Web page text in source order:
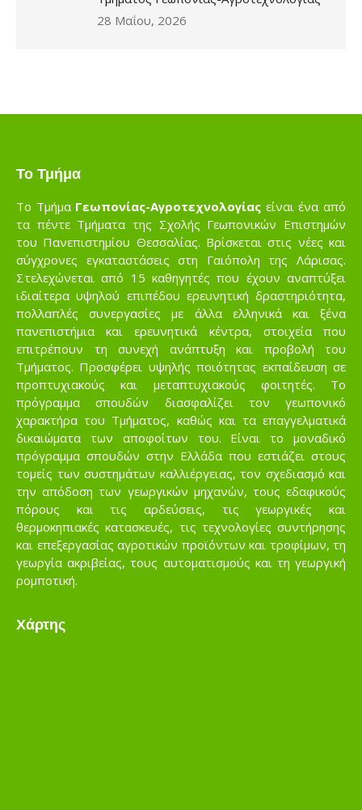
28 Μαΐου, 2026
Το Τμήμα
Το Τμήμα Γεωπονίας-Αγροτεχνολογίας είναι ένα από
τα πέντε Τμήματα της Σχολής Γεωπονικών Επιστημών
του Πανεπιστημίου Θεσσαλίας. Βρίσκεται στις νέες και
σύγχρονες εγκαταστάσεις στη Γαιόπολη της Λάρισας.
Στελεχώνεται από 15 καθηγητές που έχουν αναπτύξει
ιδιαίτερα υψηλού επιπέδου ερευνητική δραστηριότητα,
πολλαπλές συνεργασίες με άλλα ελληνικά και ξένα
πανεπιστήμια και ερευνητικά κέντρα, στοιχεία που
επιτρέπουν τη συνεχή ανάπτυξη και προβολή του
Τμήματος. Προσφέρει υψηλής ποιότητας εκπαίδευση σε
προπτυχιακούς και μεταπτυχιακούς φοιτητές. Το
πρόγραμμα σπουδών διασφαλίζει τον γεωπονικό
χαρακτήρα του Τμήματος, καθώς και τα επαγγελματικά
δικαιώματα των αποφοίτων του. Είναι το μοναδικό
πρόγραμμα σπουδών στην Ελλάδα που εστιάζει στους
τομείς των συστημάτων καλλιέργειας, τον σχεδιασμό και
την απόδοση των γεωργικών μηχανών, τους εδαφικούς
πόρους και τις αρδεύσεις, τις γεωργικές και
θερμοκηπιακές κατασκευές, τις τεχνολογίες συντήρησης
και επεξεργασίας αγροτικών προϊόντων και τροφίμων, τη
γεωργία ακριβείας, τους αυτοματισμούς και τη γεωργική
ρομποτική.
Χάρτης